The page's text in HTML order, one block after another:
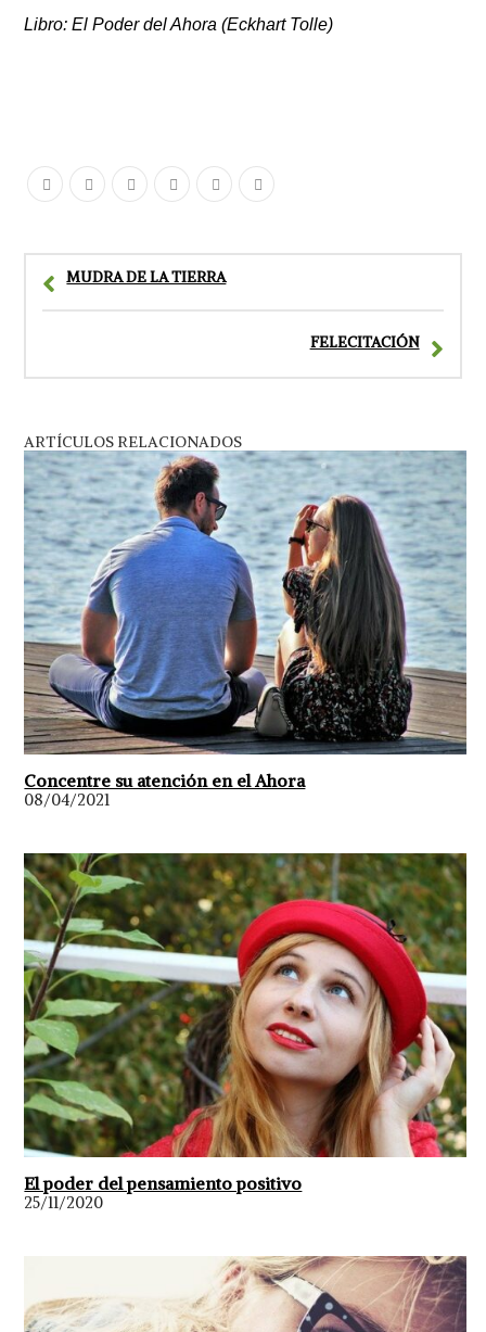
Libro: El Poder del Ahora (Eckhart Tolle)
MUDRA DE LA TIERRA
FELECITACIÓN
ARTÍCULOS RELACIONADOS
Concentre su atención en el Ahora
08/04/2021
El poder del pensamiento positivo
25/11/2020